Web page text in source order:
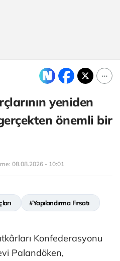
yeniden
önemli bir
08.08.2026 - 10:01
#Yapılandırma Fırsatı
Konfederasyonu
Palandöken,